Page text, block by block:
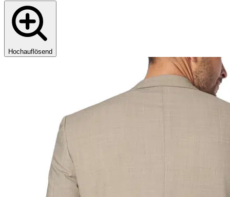
Hochauflösend